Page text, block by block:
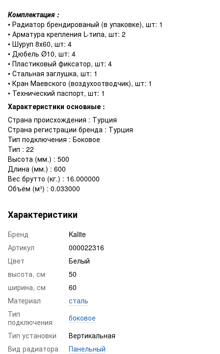
Комплектация :
• Радиатор брендированый (в упаковке), шт: 1
• Арматура крепления L-типа, шт: 2
• Шуруп 8х60, шт: 4
• Дюбель Ø10, шт: 4
• Пластиковый фиксатор, шт: 4
• Стальная заглушка, шт: 1
• Кран Маевского (воздухоотводчик), шт: 1
• Технический паспорт, шт: 1
Характеристики основные :
Страна происхождения : Турция
Страна регистрации бренда : Турция
Тип подключения : Боковое
Тип : 22
Высота (мм.) : 500
Длина (мм.) : 600
Вес брутто (кг.) : 16.000000
Объём (м³) : 0.033000
Характеристики
Бренд
Kalite
Артикул
000022316
Цвет
Белый
высота, см
50
ширина, см
60
Материал
сталь
Тип
подключения
боковое
Тип установки
Вертикальная
Вид радиатора
Панельный